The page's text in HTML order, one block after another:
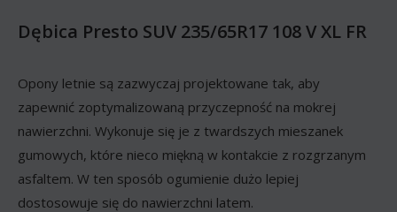
Dębica Presto SUV 235/65R17 108 V XL FR
Opony letnie są zazwyczaj projektowane tak, aby
zapewnić zoptymalizowaną przyczepność na mokrej
nawierzchni. Wykonuje się je z twardszych mieszanek
gumowych, które nieco miękną w kontakcie z rozgrzanym
asfaltem. W ten sposób ogumienie dużo lepiej
dostosowuje się do nawierzchni latem.